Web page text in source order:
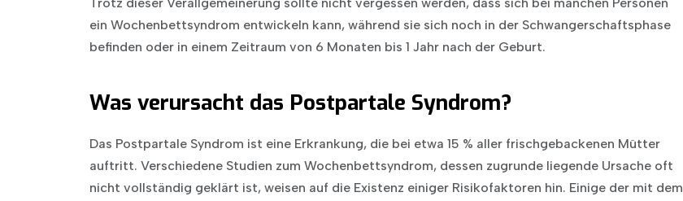
ein Wochenbettsyndrom entwickeln kann, während sie sich noch in der Schwangerschaftsphase
befinden oder in einem Zeitraum von 6 Monaten bis 1 Jahr nach der Geburt.
Was verursacht das Postpartale Syndrom?
Das Postpartale Syndrom ist eine Erkrankung, die bei etwa 15 % aller frischgebackenen Mütter
auftritt. Verschiedene Studien zum Wochenbettsyndrom, dessen zugrunde liegende Ursache oft
nicht vollständig geklärt ist, weisen auf die Existenz einiger Risikofaktoren hin. Einige der mit dem